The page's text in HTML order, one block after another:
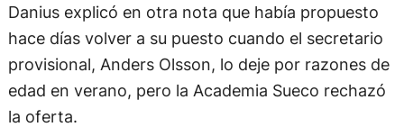
Danius explicó en otra nota que había propuesto
hace días volver a su puesto cuando el secretario
provisional, Anders Olsson, lo deje por razones de
edad en verano, pero la Academia Sueco rechazó
la oferta.